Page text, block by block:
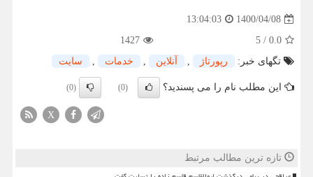
1400/04/08
13:04:03
0.0
/
5
1427
تگهای خبر:
رپورتاژ , آنلاین , خدمات , سایت
این مطلب نام را می پسندید؟ (0)
(0)
X
تازه ترین مطالب مرتبط